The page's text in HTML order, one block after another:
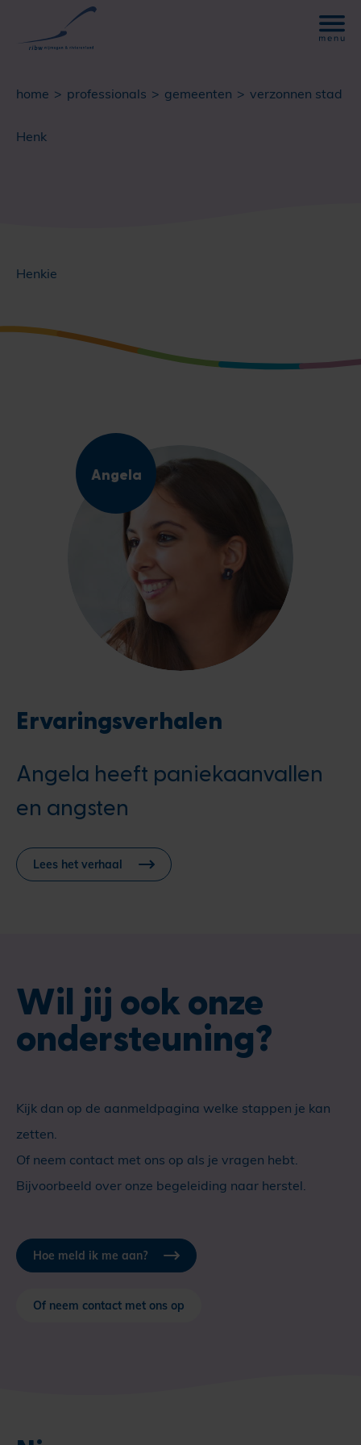
home professionals gemeenten verzonnen stad
Henk
Henkie
Angela
Ervaringsverhalen
Angela heeft paniekaanvallen
en angsten
Lees het verhaal
Wil jij ook onze
ondersteuning?
Kijk dan op de aanmeldpagina welke stappen je kan
zetten.
Of neem contact met ons op als je vragen hebt.
Bijvoorbeeld over onze begeleiding naar herstel.
Hoe meld ik me aan?
Of neem contact met ons op